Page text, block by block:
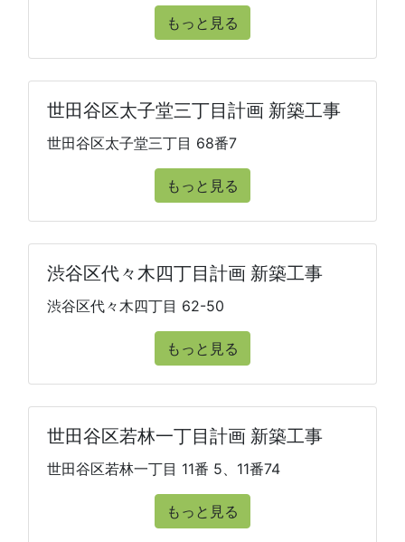
もっと見る
世田谷区太子堂三丁目計画 新築工事
世田谷区太子堂三丁目 68番7
もっと見る
渋谷区代々木四丁目計画 新築工事
渋谷区代々木四丁目 62-50
もっと見る
世田谷区若林一丁目計画 新築工事
世田谷区若林一丁目 11番 5、11番74
もっと見る